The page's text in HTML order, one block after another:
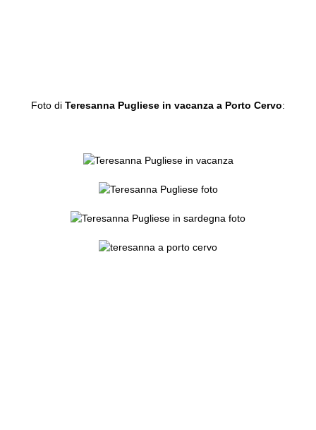
Foto di Teresanna Pugliese in vacanza a Porto Cervo: